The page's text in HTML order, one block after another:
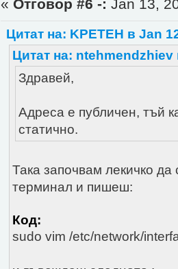
« Отговор #6 -: Jan 13,
Цитат на: KPETEH в Jan
Цитат на: ntehmendzhiev
Здравей,
Адреса е публичен, тъй
статично.
Така започвам лекичко
терминал и пишеш:
Код:
sudo vim /etc/network/